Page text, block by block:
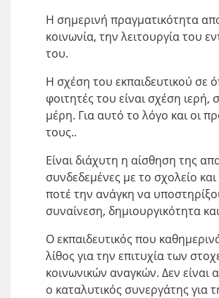
Η σημερινή πραγματικότητα
κοινωνία, την λειτουργία του
του.
Η σχέση του εκπαιδευτικού σε
φοιτητές του είναι σχέση
μέρη. Για αυτό το λόγο και οι
τους..
Είναι διάχυτη η αίσθηση της
συνδεδεμένες με το σχολείο
ποτέ την ανάγκη να
συναίνεση, δημιουργικότητα
Ο εκπαιδευτικός που
λίθος για την επιτυχία των
κοινωνικών αναγκών. Δεν
ο καταλυτικός συνεργάτης για